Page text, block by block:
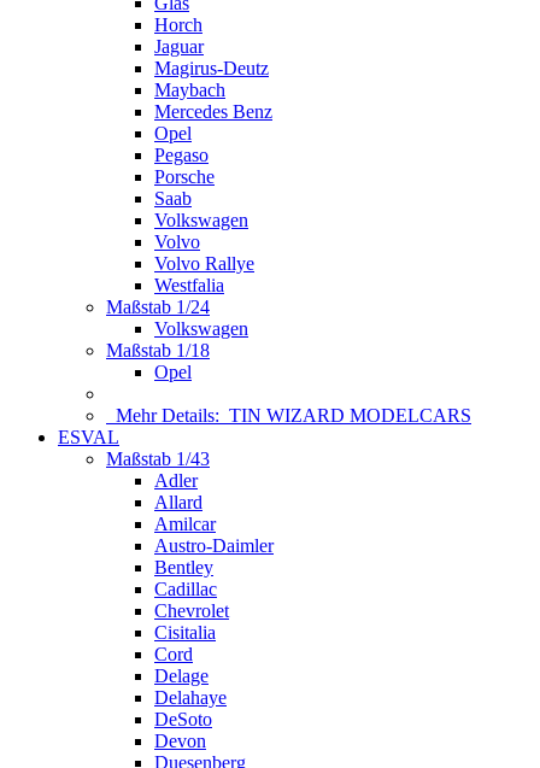
Horch
Jaguar
Magirus-Deutz
Maybach
Mercedes Benz
Opel
Pegaso
Porsche
Saab
Volkswagen
Volvo
Volvo Rallye
Westfalia
Maßstab 1/24
Volkswagen
Maßstab 1/18
Opel
Mehr Details: TIN WIZARD MODELCARS
ESVAL
Maßstab 1/43
Adler
Allard
Amilcar
Austro-Daimler
Bentley
Cadillac
Chevrolet
Cisitalia
Cord
Delage
Delahaye
DeSoto
Devon
Duesenberg